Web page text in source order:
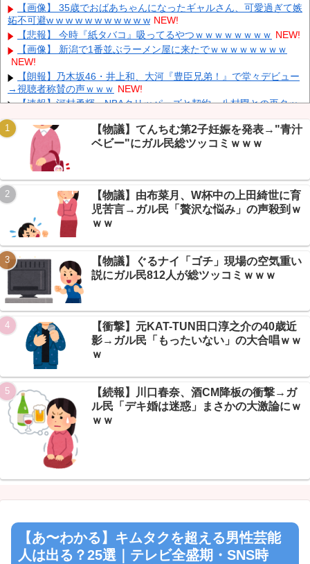
【J1第1節 広島×千葉】 広島はシュート21本の猛攻で千葉を圧倒
しホーム開幕戦を飾る！海外から復帰の川村がいきなりゴール
NEW!
【画像】 菜乃花さん(35)、B地区の主張が強すぎるｗｗｗｗｗ
NEW!
【画像】 2026年のF1、トップ4チームとそれ以外の差がガチでエ
グい NEW!
Powered by livedoor 相互RSS
【画像】 35歳でおばあちゃんになったギャルさん、可愛過ぎて嫉
妬不可避w w w w w w w w w w w NEW!
【悲報】 今時『紙タバコ』吸ってるやつｗｗｗｗｗｗｗｗ NEW!
【画像】 新潟で1番並ぶラーメン屋に来たでｗｗｗｗｗｗｗｗ
NEW!
【朗報】乃木坂46・井上和、大河『豊臣兄弟！』で堂々デビュー
→視聴者称賛の声ｗｗｗ NEW!
【速報】河村勇輝、NBAクリッパーズと契約→八村塁との再タッ
【悲報】鷹嶺ルイ、まさかの”BAD期”告白→168レスで総ツッコミ
も中身は普段運行ｗｗｗ NEW!
【速報】投資部民364人、キオクシア株急落に阿鼻叫喚→まさか
の「日経復活の功労者」で草不可避ｗｗｗ
【まとめ】VIPのこどおじ論争57レス→「勝ち組」派と「惨め」
派が全然譲らないｗｗｗ NEW!
Powered by livedoor 相互RSS
【物議】てんちむ第2子妊娠を発表→"青汁
ベビー"にガル民総ツッコミｗｗｗ
【物議】由布菜月、W杯中の上田綺世に育
児苦言→ガル民「贅沢な悩み」の声殺到ｗ
ｗｗ
【物議】ぐるナイ「ゴチ」現場の空気重い
説にガル民812人が総ツッコミｗｗｗ
【衝撃】元KAT-TUN田口淳之介の40歳近
影→ガル民「もったいない」の大合唱ｗｗ
ｗ
【続報】川口春奈、酒CM降板の衝撃→ガ
ル民「デキ婚は迷惑」まさかの大激論にｗ
ｗｗ
【あ〜わかる】キムタクを超える男性芸能
人は出る？25選｜テレビ全盛期・SNS時